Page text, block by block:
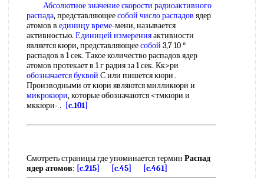
Абсолютное значение скорости радиоактивного
распада, представляющеесобой число распадов ядер
атомов в единицу време-мени, называется
активностью. Единицей измеренияактивности
является кюри, представляющеесобой 3,7 10 °
распадов в 1 сек. Такое количество распадов ядер
атомов протекает в 1 г радия за 1 сек. Кк>ри
обозначается буквой С или пишется кюри .
Производными от кюри являются милликюри и
микрокюри, которые обозначаются <тмкюри и
мккюри- .
[c.101]
Смотреть страницы где упоминается термин Распад
ядер атомов: [c.215] [c.45] [c.461]